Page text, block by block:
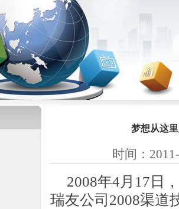
梦想从这
时间：
2008年4月17日
瑞友公司2008渠道